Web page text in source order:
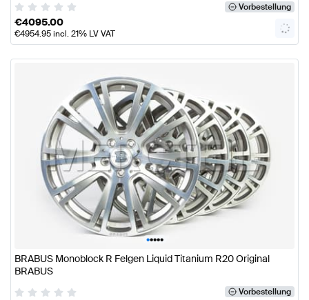
Vorbestellung
€4095.00
€4954.95incl. 21% LV VAT
•••••
BRABUS Monoblock R Felgen Liquid Titanium R20 Original
BRABUS
Vorbestellung